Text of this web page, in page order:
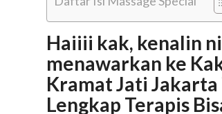
Haiiii kak, kenalin
menawarkan ke
Kramat Jati
Lengkap Terapis